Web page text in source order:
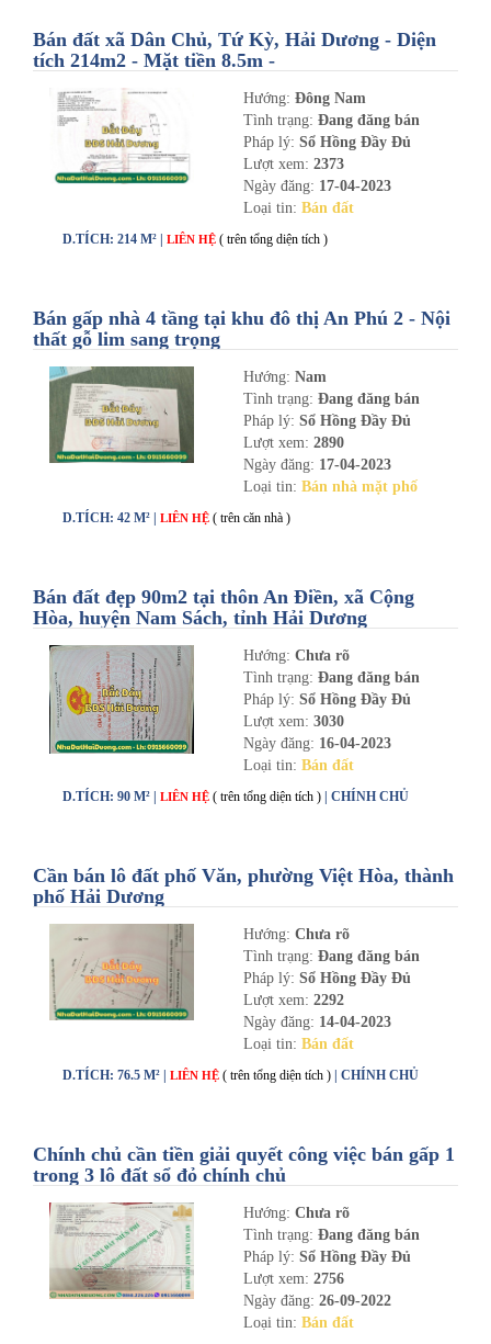
Bán đất xã Dân Chủ, Tứ Kỳ, Hải Dương - Diện
tích 214m2 - Mặt tiền 8.5m -
Hướng: Đông Nam
Tình trạng: Đang đăng bán
Pháp lý: Sổ Hồng Đầy Đủ
Lượt xem: 2373
Ngày đăng: 17-04-2023
Loại tin: Bán đất
D.TÍCH: 214 M² | LIÊN HỆ ( trên tổng diện tích )
Bán gấp nhà 4 tầng tại khu đô thị An Phú 2 - Nội
thất gỗ lim sang trọng
Hướng: Nam
Tình trạng: Đang đăng bán
Pháp lý: Sổ Hồng Đầy Đủ
Lượt xem: 2890
Ngày đăng: 17-04-2023
Loại tin: Bán nhà mặt phố
D.TÍCH: 42 M² | LIÊN HỆ ( trên căn nhà )
Bán đất đẹp 90m2 tại thôn An Điền, xã Cộng
Hòa, huyện Nam Sách, tỉnh Hải Dương
Hướng: Chưa rõ
Tình trạng: Đang đăng bán
Pháp lý: Sổ Hồng Đầy Đủ
Lượt xem: 3030
Ngày đăng: 16-04-2023
Loại tin: Bán đất
D.TÍCH: 90 M² | LIÊN HỆ ( trên tổng diện tích ) | CHÍNH CHỦ
Cần bán lô đất phố Văn, phường Việt Hòa, thành
phố Hải Dương
Hướng: Chưa rõ
Tình trạng: Đang đăng bán
Pháp lý: Sổ Hồng Đầy Đủ
Lượt xem: 2292
Ngày đăng: 14-04-2023
Loại tin: Bán đất
D.TÍCH: 76.5 M² | LIÊN HỆ ( trên tổng diện tích ) | CHÍNH CHỦ
Chính chủ cần tiền giải quyết công việc bán gấp 1
trong 3 lô đất sổ đỏ chính chủ
Hướng: Chưa rõ
Tình trạng: Đang đăng bán
Pháp lý: Sổ Hồng Đầy Đủ
Lượt xem: 2756
Ngày đăng: 26-09-2022
Loại tin: Bán đất